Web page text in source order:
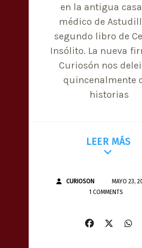
en la antigua
médico de
segundo libro de
Insólito. La nueva
Curiosón nos
quincenalmente
historias
LEER MÁS
CURIOSON
MAYO 23,
1 COMMENTS